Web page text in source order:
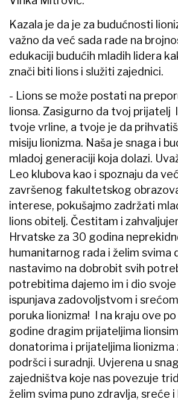
Kazala je da je za budućnosti
važno da već sada rade na
edukaciji budućih mladih lidera
znači biti lions i služiti zajednici.
- Lions se može postati na
lionsa. Zasigurno da tvoj prijatelj
tvoje vrline, a tvoje je da
misiju lionizma. Naša je snaga i
mladoj generaciji koja dolazi.
Leo klubova kao i spoznaju da
završenog fakultetskog
interese, pokušajmo zadržati
lions obitelj. Čestitam i
Hrvatske za 30 godina
humanitarnog rada i želim svima
nastavimo na dobrobit svih
potrebitima dajemo im i dio svoje
ispunjava zadovoljstvom i
poruka lionizma! I na kraju ove
godine dragim prijateljima
donatorima i prijateljima lionizma
podršci i suradnji. Uvjerena u
zajedništva koje nas povezuje
želim svima puno zdravlja, sreće i